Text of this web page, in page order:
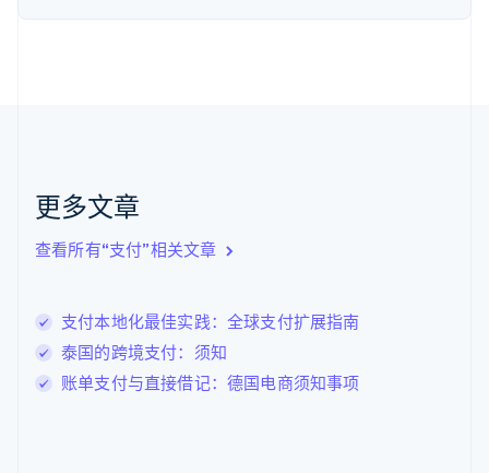
更多文章
查看所有“支付”相关文章
支付本地化最佳实践：全球支付扩展指南
泰国的跨境支付：须知
账单支付与直接借记：德国电商须知事项
English
English
卢森堡
罗马尼亚
English